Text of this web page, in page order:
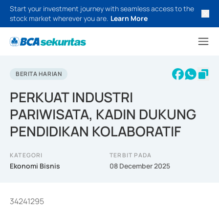
Start your investment journey with seamless access to the
stock market wherever you are. Learn More
BERITA HARIAN
PERKUAT INDUSTRI
PARIWISATA, KADIN DUKUNG
PENDIDIKAN KOLABORATIF
KATEGORI
Ekonomi Bisnis
TERBIT PADA
08 December 2025
34241295